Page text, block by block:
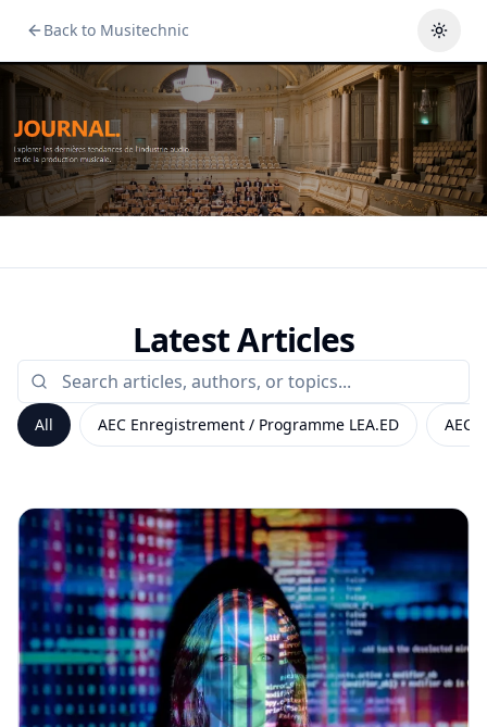
Back to Musitechnic
Latest Articles
All AEC Enregistrement / Programme LEA.ED AEC